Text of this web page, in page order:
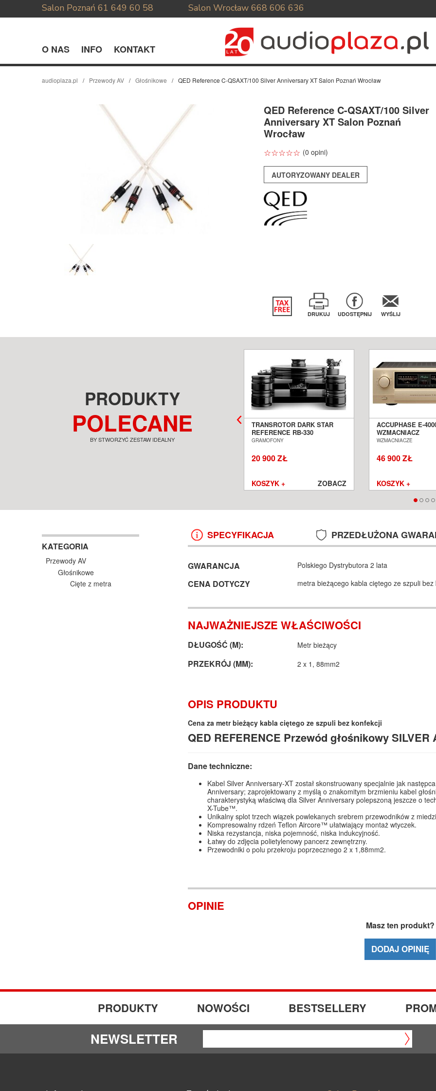
Salon Poznań 61 649 60 58 Salon Wrocław 668 606 636
O NAS INFO KONTAKT
audioplaza.pl Przewody AV Głośnikowe QED Reference C-QSAXT/100 Silver Anniversary XT Salon Poznań Wrocław
QED Reference C-QSAXT/100 Silver
Anniversary XT Salon Poznań
Wrocław
☆☆☆☆☆
★★★★★ (0 opini)
AUTORYZOWANY DEALER
DRUKUJ UDOSTĘPNIJ WYŚLIJ
PRODUKTY
POLECANE
BY STWORZYĆ ZESTAW IDEALNY
CZARNY LAKIER KOLUMNY
PODŁOGOWE SALON POZNAŃ
GRAHAM AUDIO LS5/9F BBC
OAK KOLUMNY PODŁOGOWE
SALON POZNAŃ WROCŁAW
KOLUMNY I GŁOŚNIKI
TRANSROTOR DARK STAR
REFERENCE RB-330
GRAMOFON ANALOGOWY
GRAMOFONY
20 900 ZŁ
KOSZYK + ZOBACZ
ACCUPHASE E-
WZMACNIACZ
ZINTEGROWANY
WZMACNIACZE
46 900 ZŁ
KOSZYK +
KATEGORIA
Przewody AV
Głośnikowe
Cięte z metra
SPECYFIKACJA PRZEDŁUŻONA
GWARANCJA Polskiego Dystrybutora 2 lata
CENA DOTYCZY metra bieżącego kabla ciętego ze szpuli bez
NAJWAŻNIEJSZE WŁAŚCIWOŚCI
DŁUGOŚĆ (M): Metr bieżący
PRZEKRÓJ (MM): 2 x 1, 88mm2
OPIS PRODUKTU
Cena za metr bieżący kabla ciętego ze szpuli bez konfekcji
QED REFERENCE Przewód głośnikowy SILVER
Dane techniczne:
Kabel Silver Anniversary-XT został skonstruowany specjalnie jak
Anniversary; zaprojektowany z myślą o znakomitym brzmieniu kabel
charakterystyką właściwą dla Silver Anniversary polepszoną jeszcze o
X-Tube™.
Unikalny splot trzech wiązek powlekanych srebrem przewodników z
Kompresowalny rdzeń Teflon Aircore™ ułatwiający montaż wtyczek.
Niska rezystancja, niska pojemność, niska indukcyjność.
Łatwy do zdjęcia polietylenowy pancerz zewnętrzny.
Przewodniki o polu przekroju poprzecznego 2 x 1,88mm2.
OPINIE
Masz ten produkt?
DODAJ OPINIĘ
PRODUKTY NOWOŚCI BESTSELLERY
NEWSLETTER